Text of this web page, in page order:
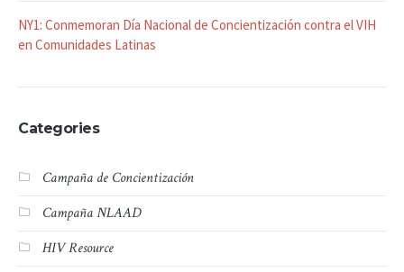
NY1: Conmemoran Día Nacional de Concientización contra el VIH
en Comunidades Latinas
Categories
Campaña de Concientización
Campaña NLAAD
HIV Resource